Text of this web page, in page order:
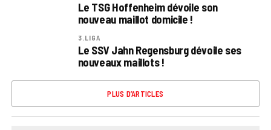
Le TSG Hoffenheim dévoile son
nouveau maillot domicile !
3.LIGA
Le SSV Jahn Regensburg dévoile ses
nouveaux maillots !
PLUS D’ARTICLES